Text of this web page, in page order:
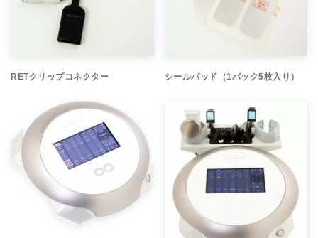
RETクリップコネクター シールパッド（1パック5枚入り）